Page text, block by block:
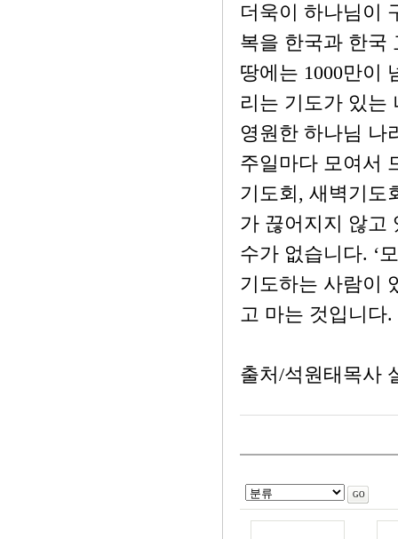
더욱이 하나님이
복을 한국과 한국
땅에는 1000만이
리는 기도가 있는
영원한 하나님 나
주일마다 모여서
기도회, 새벽기도
가 끊어지지 않고
수가 없습니다. ‘
기도하는 사람이
고 마는 것입니다
출처/석원태목사